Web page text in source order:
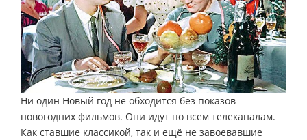
Ни один Новый год не обходится без показов
новогодних фильмов. Они идут по всем телеканалам.
Как ставшие классикой, так и ещё не завоевавшие